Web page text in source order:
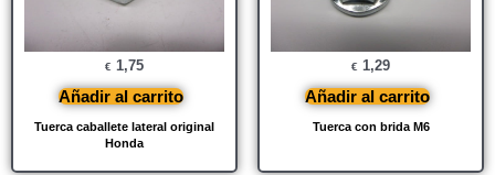
Tuerca caballete lateral original
Honda
€ 1,75
Añadir al carrito
Tuerca con brida M6
€ 1,29
Añadir al carrito